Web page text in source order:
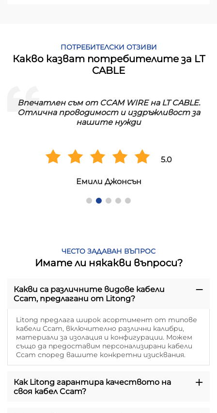
ПОТРЕБИТЕЛСКИ ОТЗИВИ
Какво казват потребителите за LT
CABLE
Впечатлен съм от CCAM WIRE на LT CABLE.
Отлична проводимост и издръжливост за
нашите нужди
5.0
Емили Джонсън
ЧЕСТО ЗАДАВАН ВЪПРОС
Имате ли някакви въпроси?
Какви са различните видове кабели
Ccam, предлагани от Litong?
Litong предлага широк асортимент от типове
кабели Ccam, включително различни калибри,
материали за изолация и конфигурации. Можем
също да предоставим персонализирани кабели
Ccam според вашите конкретни изисквания.
Как Litong гарантира качеството на
своя кабел Ccam?